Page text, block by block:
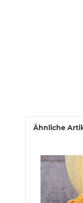
Ähnliche